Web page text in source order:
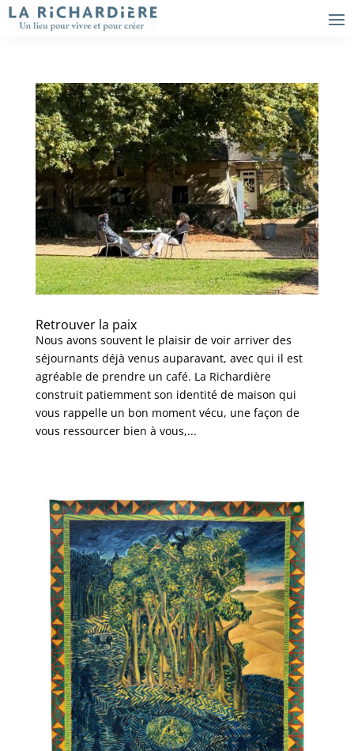
Retrouver la paix
Nous avons souvent le plaisir de voir arriver des
séjournants déjà venus auparavant, avec qui il est
agréable de prendre un café. La Richardière
construit patiemment son identité de maison qui
vous rappelle un bon moment vécu, une façon de
vous ressourcer bien à vous,...